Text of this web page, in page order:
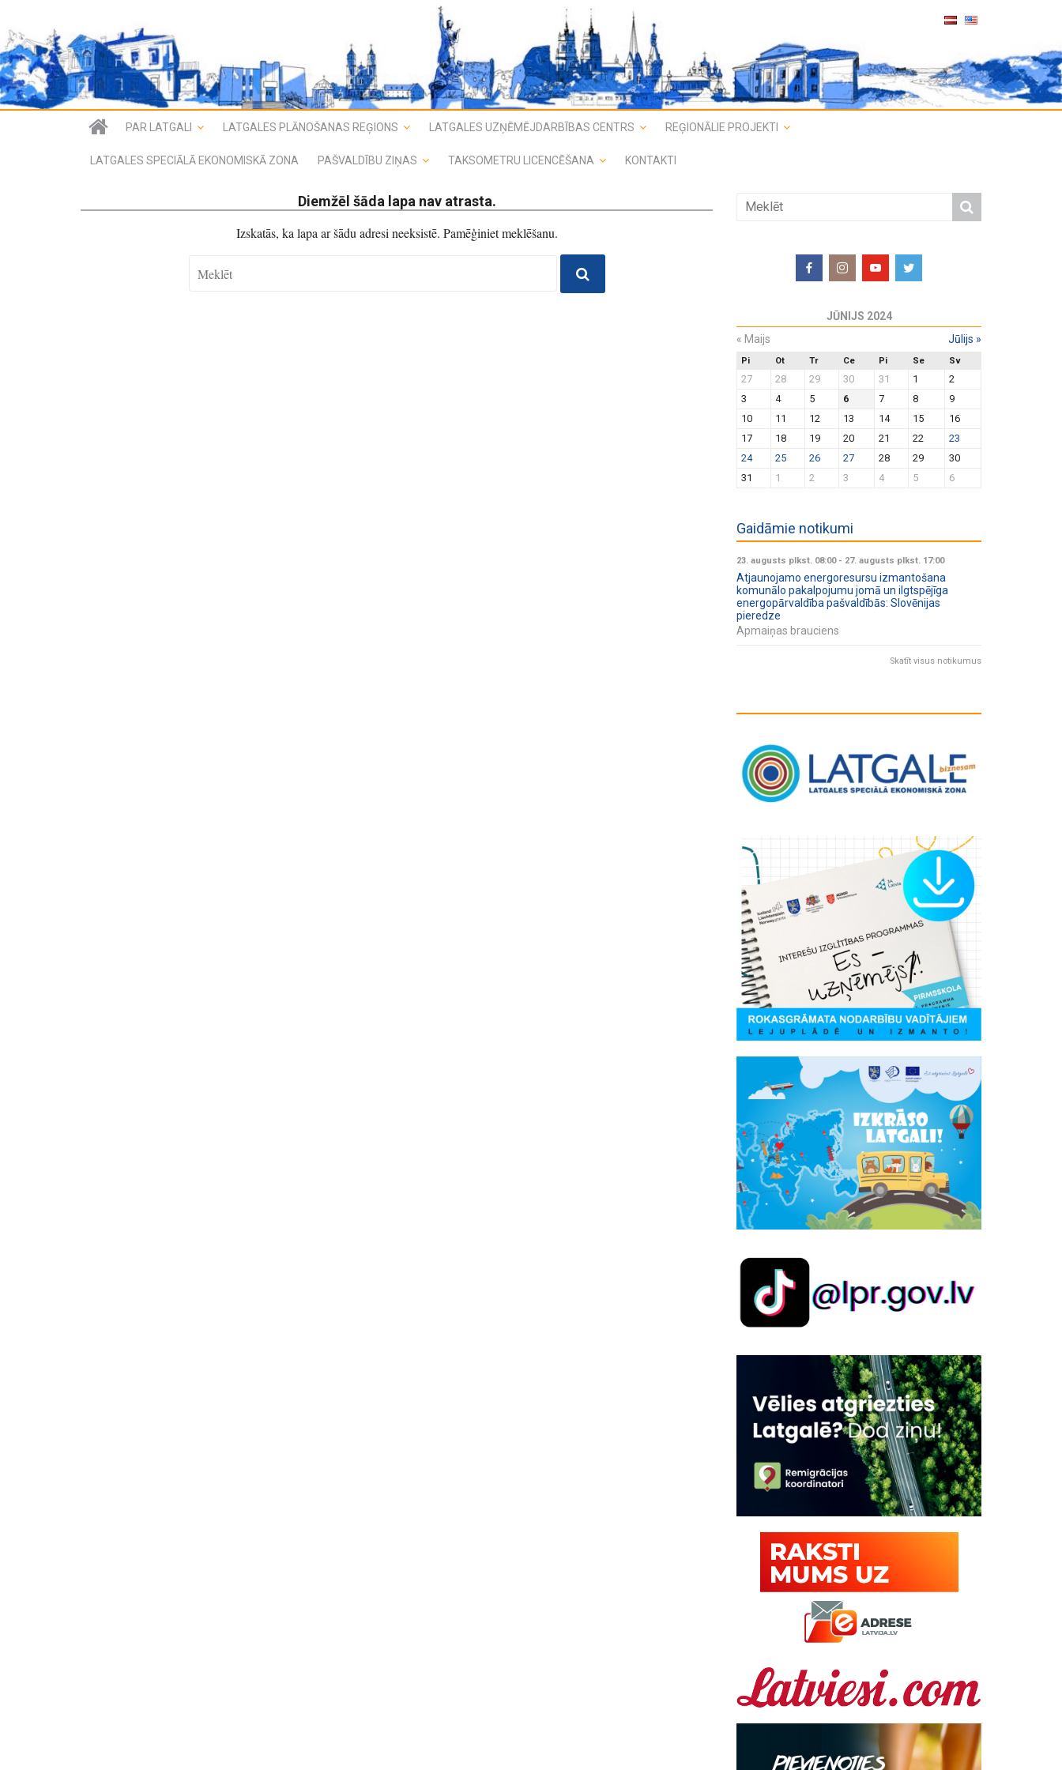
PAR LATGALI LATGALES PLĀNOŠANAS REĢIONS LATGALES UZŅĒMĒJDARBĪBAS CENTRS REĢIONĀLIE PROJEKTI
LATGALES SPECIĀLĀ EKONOMISKĀ ZONA PAŠVALDĪBU ZIŅAS TAKSOMETRU LICENCĒŠANA KONTAKTI
Diemžēl šāda lapa nav atrasta.
Izskatās, ka lapa ar šādu adresi neeksistē. Pamēģiniet meklēšanu.
JŪNIJS 2024
« Maijs Jūlijs »
Pi Ot Tr Ce Pi Se Sv
27 28 29 30 31 1
2
3
4 5 6 7 8
9
10
11 12 13 14 15
16
17
18 19 20 21 22
23
24
25 26 27 28 29
30
31
1 2 3 4 5 6
Gaidāmie notikumi
23. augusts plkst. 08:00- 27. augusts plkst. 17:00
Atjaunojamo energoresursu izmantošana
komunālo pakalpojumu jomā un ilgtspējīga
energopārvaldība pašvaldībās: Slovēnijas
pieredze
Apmaiņas brauciens
Skatīt visus notikumus